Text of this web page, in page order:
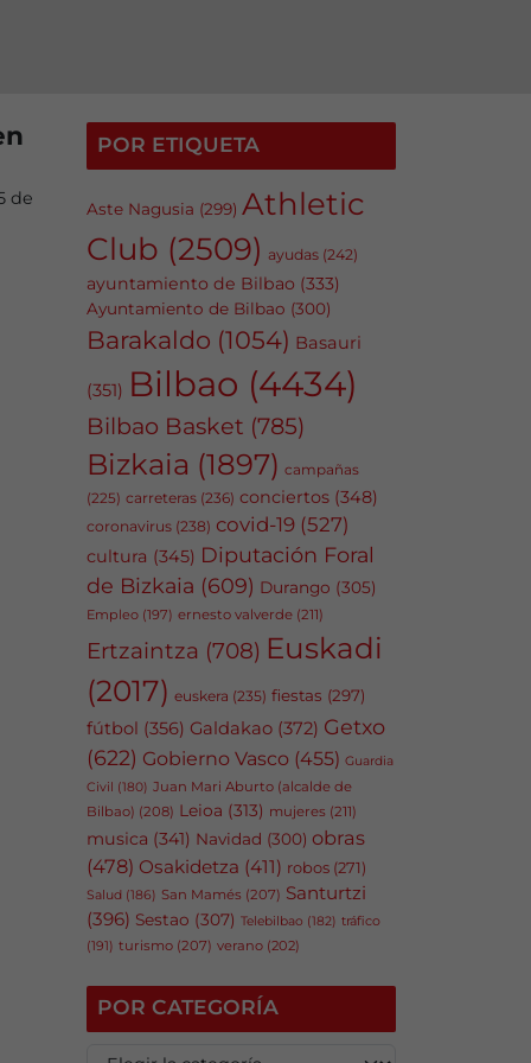
de
POR ETIQUETA
Aste Nagusia (299) Athletic
Club (2509) ayudas (242)
ayuntamiento de Bilbao (333)
Ayuntamiento de Bilbao (300)
Barakaldo (1054) Basauri
(351) Bilbao (4434)
Bilbao Basket (785)
Bizkaia (1897) campañas
(225) carreteras (236) conciertos (348)
coronavirus (238) covid-19 (527)
cultura (345) Diputación Foral
de Bizkaia (609) Durango (305)
Empleo (197) ernesto valverde (211)
Ertzaintza (708) Euskadi
(2017) euskera (235) fiestas (297)
fútbol (356) Galdakao (372) Getxo
(622) Gobierno Vasco (455) Guardia
Civil (180) Juan Mari Aburto (alcalde de
Bilbao) (208) Leioa (313) mujeres (211)
musica (341) Navidad (300) obras
(478) Osakidetza (411) robos (271)
Salud (186) San Mamés (207) Santurtzi
(396) Sestao (307) Telebilbao (182) tráfico
(191) turismo (207) verano (202)
POR CATEGORÍA